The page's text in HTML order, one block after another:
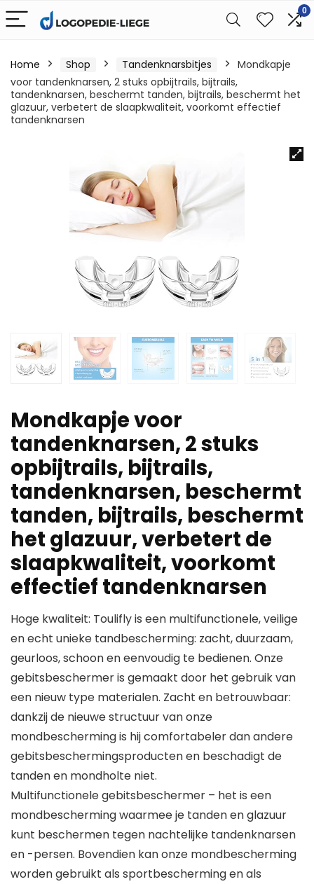
0
Home Shop Tandenknarsbitjes
Mondkapje
voor tandenknarsen, 2 stuks opbijtrails, bijtrails,
tandenknarsen, beschermt tanden, bijtrails, beschermt het
glazuur, verbetert de slaapkwaliteit, voorkomt effectief
tandenknarsen
Mondkapje voor
tandenknarsen, 2 stuks
opbijtrails, bijtrails,
tandenknarsen, beschermt
tanden, bijtrails, beschermt
het glazuur, verbetert de
slaapkwaliteit, voorkomt
effectief tandenknarsen
Hoge kwaliteit: Toulifly is een multifunctionele, veilige
en echt unieke tandbescherming: zacht, duurzaam,
geurloos, schoon en eenvoudig te bedienen. Onze
gebitsbeschermer is gemaakt door het gebruik van
een nieuw type materialen. Zacht en betrouwbaar:
dankzij de nieuwe structuur van onze
mondbescherming is hij comfortabeler dan andere
gebitsbeschermingsproducten en beschadigt de
tanden en mondholte niet.
Multifunctionele gebitsbeschermer – het is een
mondbescherming waarmee je tanden en glazuur
kunt beschermen tegen nachtelijke tandenknarsen
en -persen. Bovendien kan onze mondbescherming
worden gebruikt als sportbescherming en als